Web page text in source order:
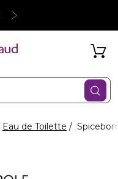
Eau de Toilette